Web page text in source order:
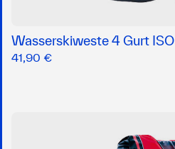
Wasserskiweste 4 Gurt ISO
41,90 €